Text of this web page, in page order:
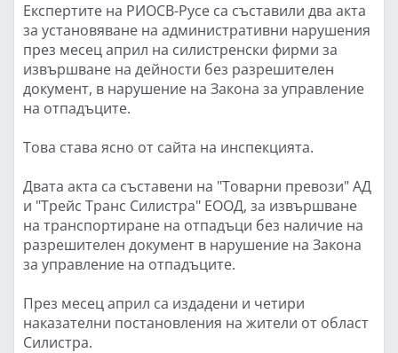
Експертите на РИОСВ-Русе са съставили два акта
за установяване на административни нарушения
през месец април на силистренски фирми за
извършване на дейности без разрешителен
документ, в нарушение на Закона за управление
на отпадъците.
Това става ясно от сайта на инспекцията.
Двата акта са съставени на "Товарни превози" АД
и "Трейс Транс Силистра" ЕООД, за извършване
на транспортиране на отпадъци без наличие на
разрешителен документ в нарушение на Закона
за управление на отпадъците.
През месец април са издадени и четири
наказателни постановления на жители от област
Силистра.